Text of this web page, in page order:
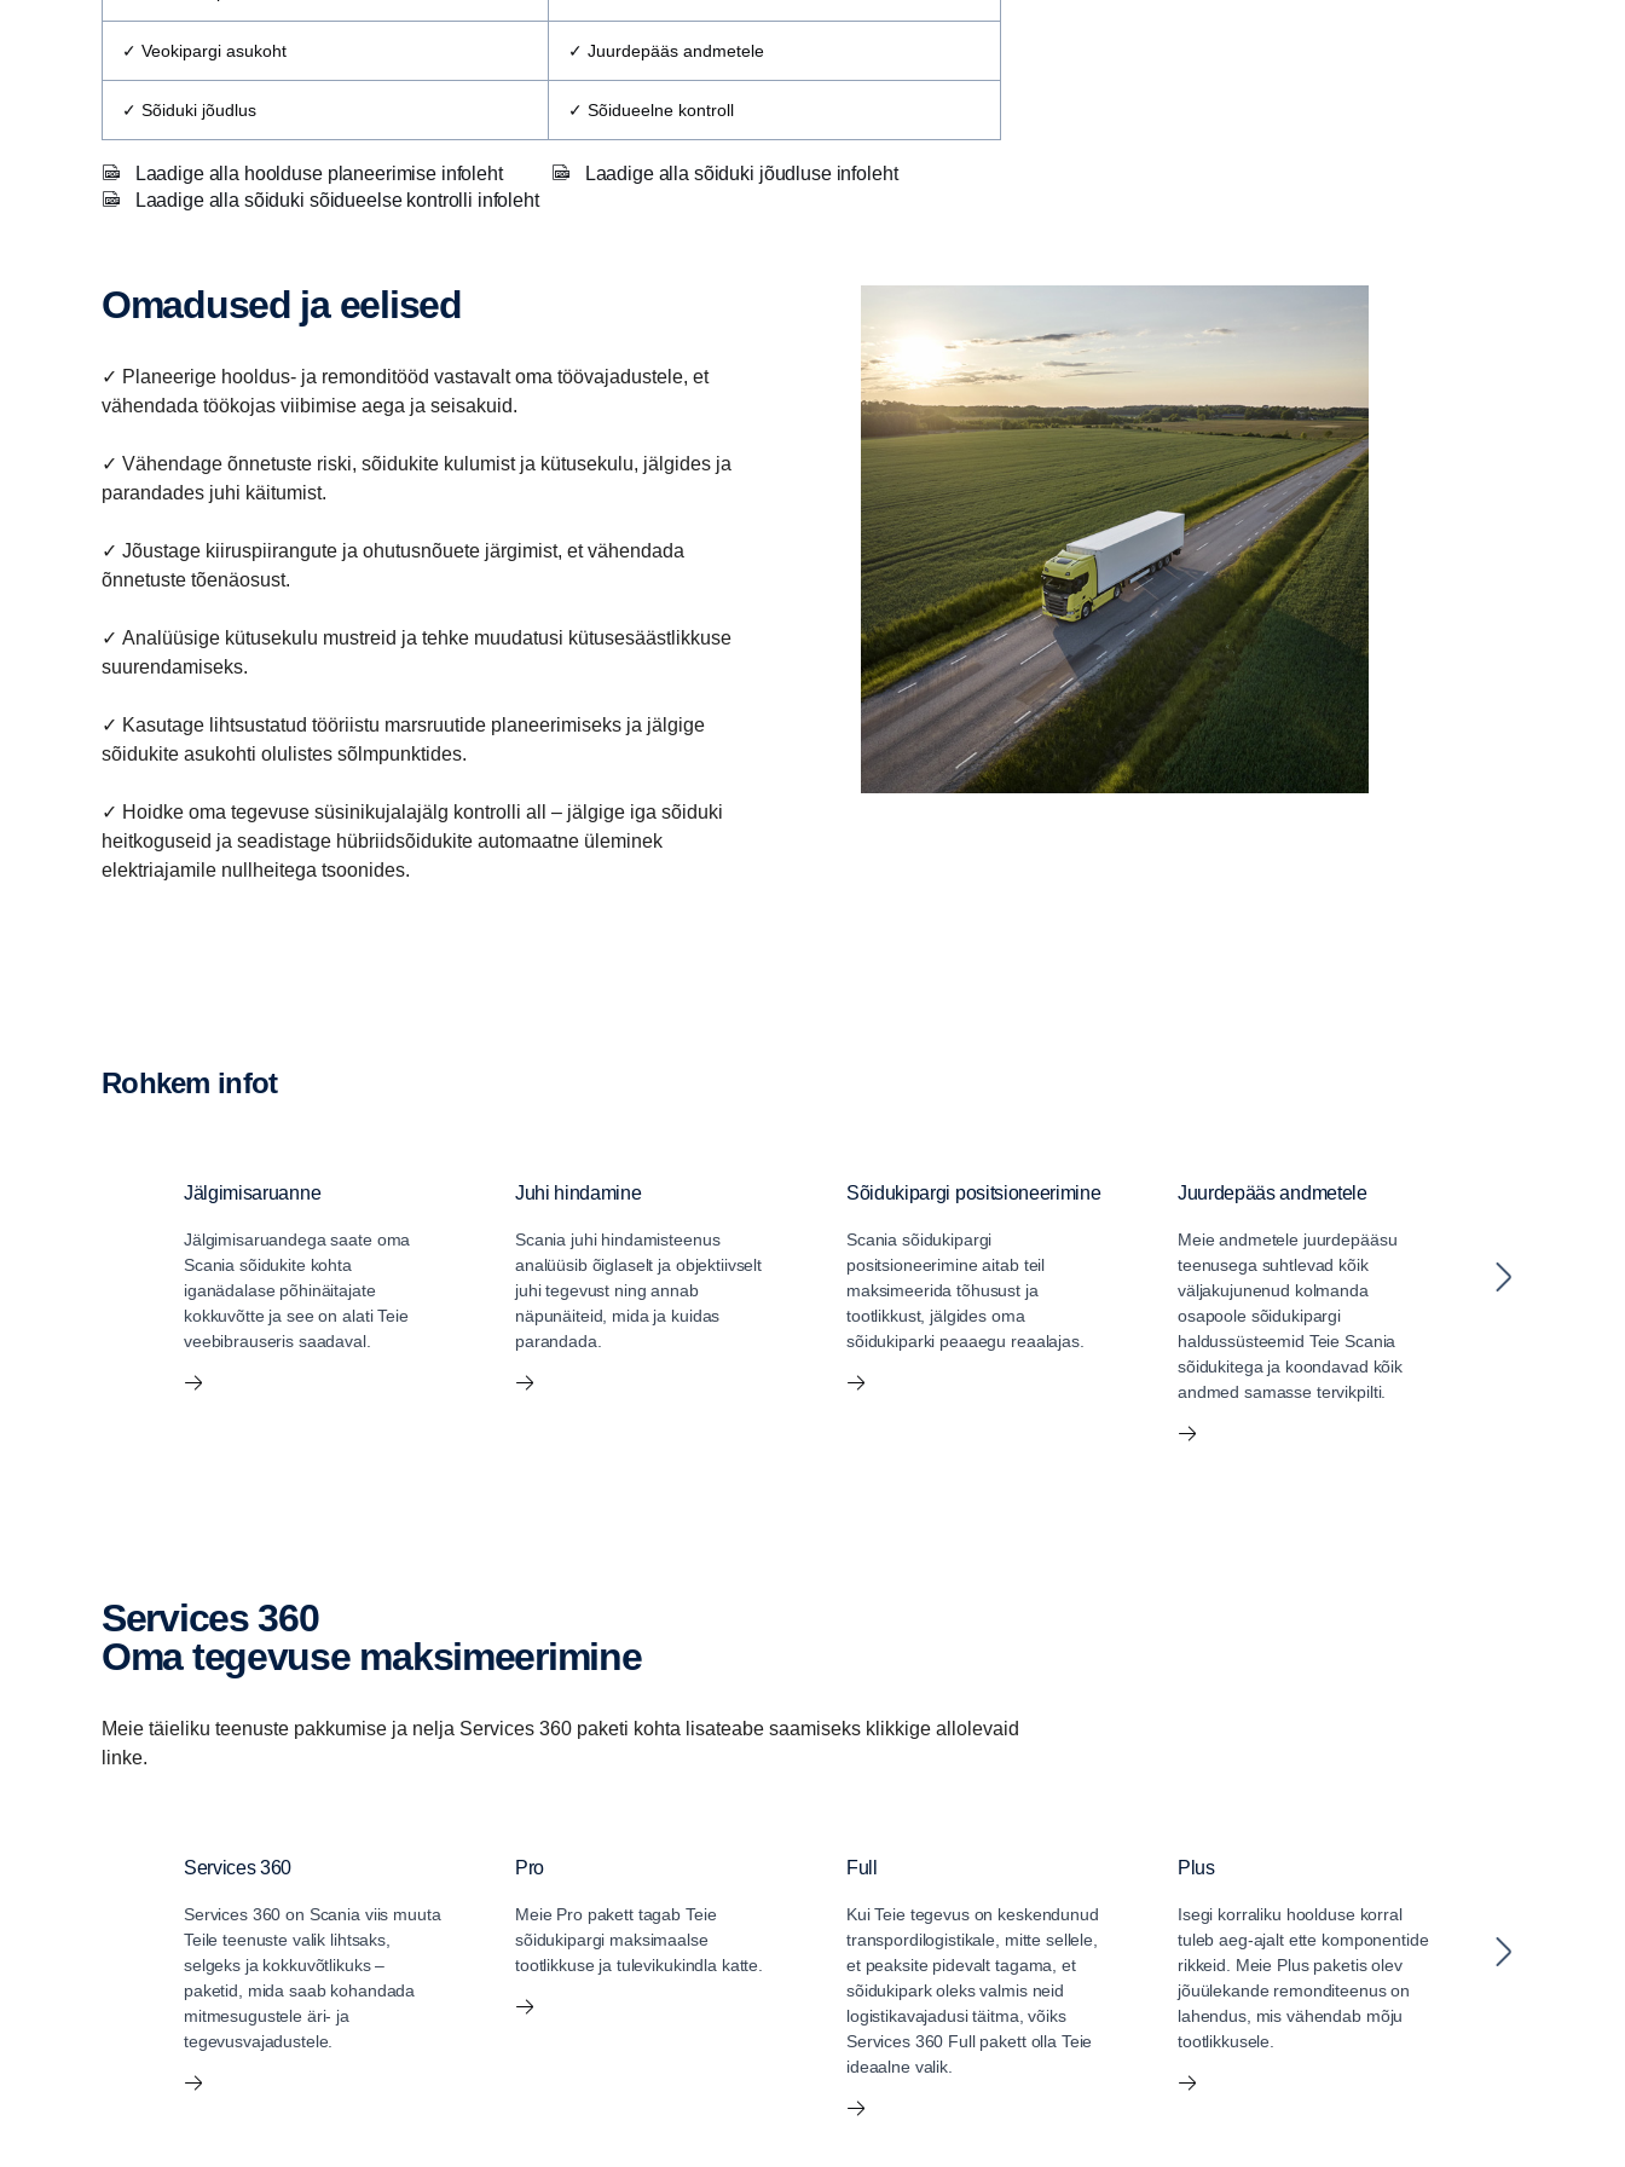
✓ Veokipargi asukoht ✓ Juurdepääs andmetele
✓ Sõiduki jõudlus ✓ Sõidueelne kontroll
Laadige alla hoolduse planeerimise infoleht
Laadige alla sõiduki jõudluse infoleht
Laadige alla sõiduki sõidueelse kontrolli infoleht
Omadused ja eelised
✓ Planeerige hooldus- ja remonditööd vastavalt oma töövajadustele, et
vähendada töökojas viibimise aega ja seisakuid.
✓ Vähendage õnnetuste riski, sõidukite kulumist ja kütusekulu, jälgides ja
parandades juhi käitumist.
✓ Jõustage kiiruspiirangute ja ohutusnõuete järgimist, et vähendada
õnnetuste tõenäosust.
✓ Analüüsige kütusekulu mustreid ja tehke muudatusi kütusesäästlikkuse
suurendamiseks.
✓ Kasutage lihtsustatud tööriistu marsruutide planeerimiseks ja jälgige
sõidukite asukohti olulistes sõlmpunktides.
✓ Hoidke oma tegevuse süsinikujalajälg kontrolli all – jälgige iga sõiduki
heitkoguseid ja seadistage hübriidsõidukite automaatne üleminek
elektriajamile nullheitega tsoonides.
Rohkem infot
Jälgimisaruanne
Jälgimisaruandega saate oma
Scania sõidukite kohta
iganädalase põhinäitajate
kokkuvõtte ja see on alati Teie
veebibrauseris saadaval.
Juhi hindamine
Scania juhi hindamisteenus
analüüsib õiglaselt ja objektiivselt
juhi tegevust ning annab
näpunäiteid, mida ja kuidas
parandada.
Sõidukipargi positsioneerimine
Scania sõidukipargi
positsioneerimine aitab teil
maksimeerida tõhusust ja
tootlikkust, jälgides oma
sõidukiparki peaaegu reaalajas.
Juurdepääs andmetele
Meie andmetele juurdepääsu
teenusega suhtlevad kõik
väljakujunenud kolmanda
osapoole sõidukipargi
haldussüsteemid Teie Scania
sõidukitega ja koondavad kõik
andmed samasse tervikpilti.
Kontrollpakett elektriveokitele
Elektrisõidukite kontrollpakett pakub terviklikku digitaalset lahendust elektrilisteks toiminguteks, mille eesmärk
mida saab hõlpsasti kohandada Teie konkreetsetele vajadustele vastavaks, suurendades sõiduki tõhusust, juhi
oskusi ja jõudlust, minimeerides seisakuid ja keskkonnamõju.
anda Teile meelerahu.
Elektrisõidukite kontrollpakett sisaldab järgmisi teenuseid:
✓ Jälgimisaruanne ✓ Sõiduki jõudlus ✓ Scania Zone
✓ Juurdepääs andmetele
Services 360
Oma tegevuse maksimeerimine
Meie täieliku teenuste pakkumise ja nelja Services 360 paketi kohta lisateabe saamiseks klikkige allolevaid
linke.
Services 360
Services 360 on Scania viis muuta
Teile teenuste valik lihtsaks,
selgeks ja kokkuvõtlikuks –
paketid, mida saab kohandada
mitmesugustele äri- ja
tegevusvajadustele.
Pro
Meie Pro pakett tagab Teie
sõidukipargi maksimaalse
tootlikkuse ja tulevikukindla katte.
Full
Kui Teie tegevus on keskendunud
transpordilogistikale, mitte sellele,
et peaksite pidevalt tagama, et
sõidukipark oleks valmis neid
logistikavajadusi täitma, võiks
Services 360 Full pakett olla Teie
ideaalne valik.
Plus
Isegi korraliku hoolduse korral
tuleb aeg-ajalt ette komponentide
rikkeid. Meie Plus paketis olev
jõuülekande remonditeenus on
lahendus, mis vähendab mõju
tootlikkusele.